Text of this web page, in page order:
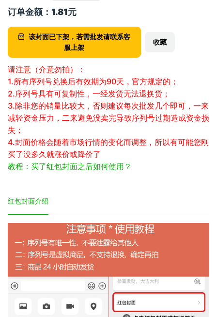
订单金额： 1.81元
该封面已下架，若需批发请联系客
服上架
收藏
请注意（介意勿拍）：
1.所有序列号兑换后有效期为90天，官方规定的；
2.序列号具有可复制性，一经发货无法退换货；
3.除非您的销量比较大，否则建议每次批发几个即可，一来
减轻资金压力，二来避免没卖完导致序列号过期造成资金损
失；
4.封面价格会随着市场行情的变化而调整，所以有可能您刚
买了没多久就涨价或降价了
教程：买了红包封面之后如何使用？
红包封面介绍